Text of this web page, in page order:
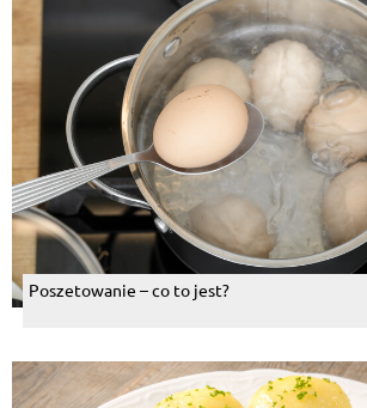
Poszetowanie – co to jest?